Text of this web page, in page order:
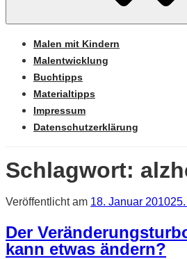
Malen mit Kindern
Malentwicklung
Buchtipps
Materialtipps
Impressum
Datenschutzerklärung
Schlagwort:
Veröffentlicht am 18. Januar 2010
Der
kann etwas ändern?